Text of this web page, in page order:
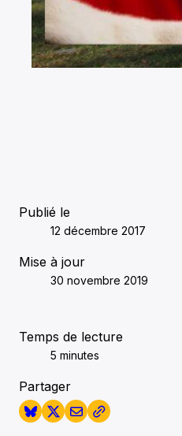
Publié le
12 décembre 2017
Mise à jour
30 novembre 2019
Temps de lecture
5 minutes
Partager